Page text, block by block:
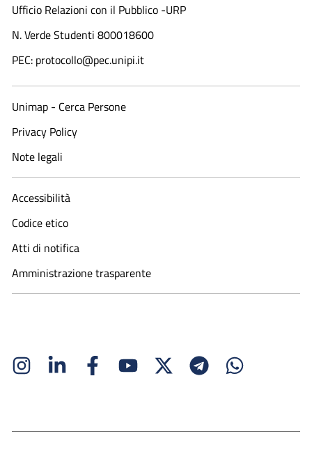
Ufficio Relazioni con il Pubblico -URP
N. Verde Studenti 800018600​
PEC: protocollo@pec.unipi.it
Unimap - Cerca Persone
Privacy Policy
Note legali
Accessibilità
Codice etico
Atti di notifica
Amministrazione trasparente